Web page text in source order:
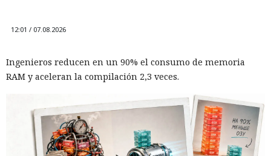
12:01 / 07.08.2026
Ingenieros reducen en un 90% el consumo de memoria
RAM y aceleran la compilación 2,3 veces.